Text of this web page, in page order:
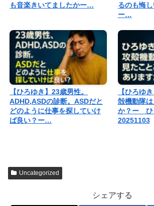
も音楽きいてましたかー…
るのも悔
ー…
【ひろゆき】23歳男性。
ADHD,ASDの診断。ASDだと
どのように仕事を探していけ
ば良い？ー…
【ひろゆ
殻機動隊
か？ー ひ
20251103
Uncategorized
シェアする